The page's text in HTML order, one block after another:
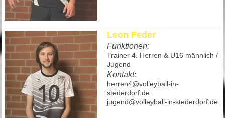
Leon Feder
Funktionen:
Trainer 4. Herren & U16 männlich /
Jugend
Kontakt:
herren4@volleyball-in-
stederdorf.de
jugend@volleyball-in-stederdorf.de